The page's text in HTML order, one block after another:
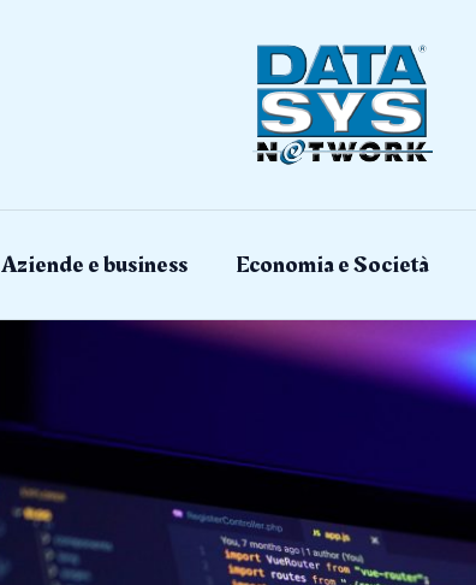
Aziende e business Economia e Società